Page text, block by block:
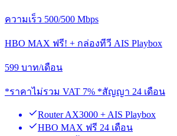
ความเร็ว 500/500 Mbps
HBO MAX ฟรี! + กล่องทีวี AIS Playbox
599 บาท/เดือน
*ราคาไม่รวม VAT 7% *สัญญา 24 เดือน
Router AX3000 + AIS Playbox
HBO MAX ฟรี 24 เดือน